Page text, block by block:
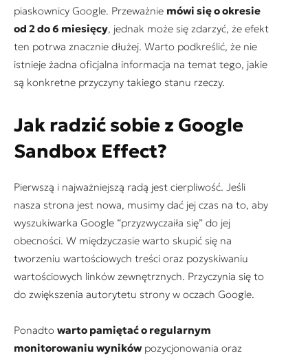
piaskownicy Google. Przeważnie mówi się o okresie
od 2 do 6 miesięcy, jednak może się zdarzyć, że efekt
ten potrwa znacznie dłużej. Warto podkreślić, że nie
istnieje żadna oficjalna informacja na temat tego, jakie
są konkretne przyczyny takiego stanu rzeczy.
Jak radzić sobie z Google
Sandbox Effect?
Pierwszą i najważniejszą radą jest cierpliwość. Jeśli
nasza strona jest nowa, musimy dać jej czas na to, aby
wyszukiwarka Google “przyzwyczaiła się” do jej
obecności. W międzyczasie warto skupić się na
tworzeniu wartościowych treści oraz pozyskiwaniu
wartościowych linków zewnętrznych. Przyczynia się to
do zwiększenia autorytetu strony w oczach Google.
Ponadto warto pamiętać o regularnym
monitorowaniu wynikówpozycjonowania oraz